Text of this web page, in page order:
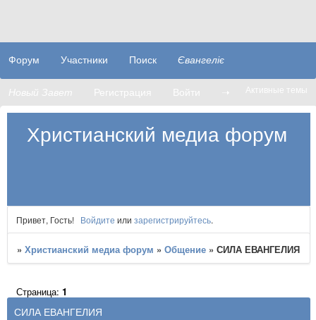
Христианский медиа форум
Форум Участники Поиск Євангеліє
Новый Завет Регистрация Войти ➝ Активные темы
Привет, Гость! Войдите или зарегистрируйтесь.
»Христианский медиа форум »Общение »​​СИЛА ЕВАНГЕЛИЯ
​​СИЛА ЕВАНГЕЛИЯ
Страница:1